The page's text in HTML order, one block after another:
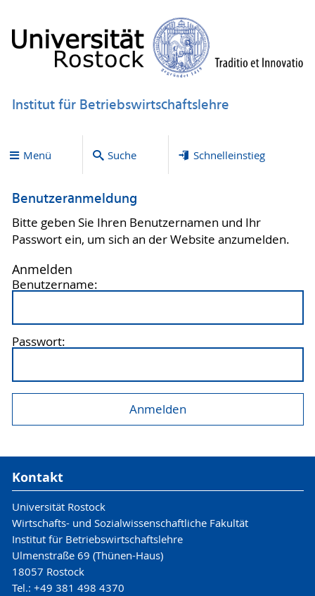
Institut für Betriebswirtschaftslehre
Menü Suche Schnelleinstieg
Benutzeranmeldung
Bitte geben Sie Ihren Benutzernamen und Ihr
Passwort ein, um sich an der Website anzumelden.
Anmelden
Benutzername:
Passwort:
Kontakt
Universität Rostock
Wirtschafts- und Sozialwissenschaftliche Fakultät
Institut für Betriebswirtschaftslehre
Ulmenstraße 69 (Thünen-Haus)
18057 Rostock
Tel.: +49 381 498 4370